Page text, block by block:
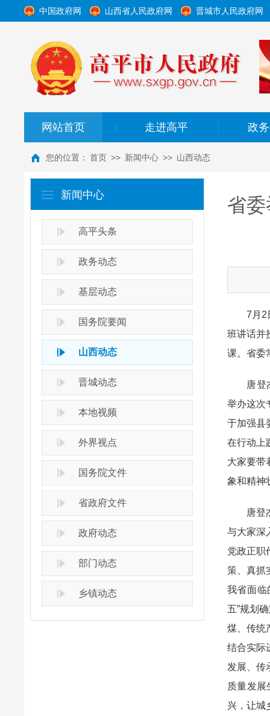
中国政府网 山西省人民政府网 晋城市人民政府网
网站首页 走进高平 政
您的位置： 首页 >> 新闻中心 >> 山西动态
新闻中心
高平头条
政务动态
基层动态
国务院要闻
山西动态
晋城动态
本地视频
外界视点
国务院文件
省政府文件
政府动态
部门动态
乡镇动态
省
7月2日
班讲话并
课。省委
唐登杰
举办这次
于加强县
在行动上
大家要带
象和精神
唐登杰
与大家深
党政正职
策、真抓
我省面临
五”规划
煤、传统
结合实际
发展、传
质量发
兴，让城